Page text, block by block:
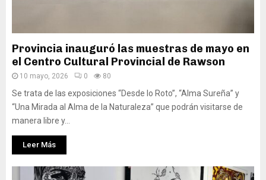
Provincia inauguró las muestras de mayo en
el Centro Cultural Provincial de Rawson
10 mayo, 2026 0 80
Se trata de las exposiciones “Desde lo Roto”, “Alma Sureña” y
“Una Mirada al Alma de la Naturaleza” que podrán visitarse de
manera libre y...
Leer Más